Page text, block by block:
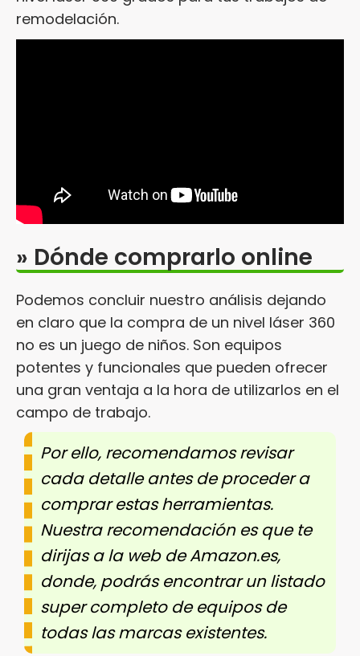
remodelación.
» Dónde comprarlo online
Podemos concluir nuestro análisis dejando
en claro que la compra de un nivel láser 360
no es un juego de niños. Son equipos
potentes y funcionales que pueden ofrecer
una gran ventaja a la hora de utilizarlos en el
campo de trabajo.
Por ello, recomendamos revisar
cada detalle antes de proceder a
comprar estas herramientas.
Nuestra recomendación es que te
dirijas a la web de Amazon.es,
donde, podrás encontrar un listado
super completo de equipos de
todas las marcas existentes.